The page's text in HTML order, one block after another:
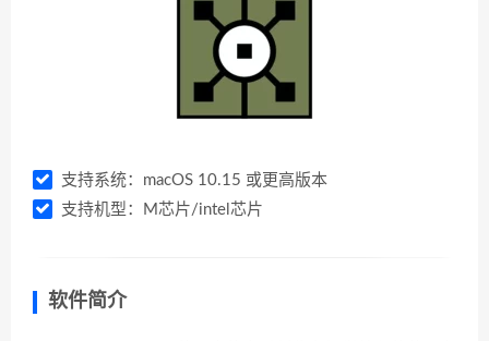
支持系统：macOS 10.15 或更高版本
支持机型：M芯片/intel芯片
软件简介